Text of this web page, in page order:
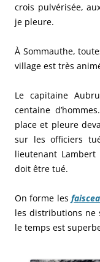
crois pulvérisée,
je pleure.
À Sommauthe,
village est très
Le capitaine
centaine
place et pleure
sur les officiers
lieutenant
doit être tué.
On forme les
les distributions ne
le temps est